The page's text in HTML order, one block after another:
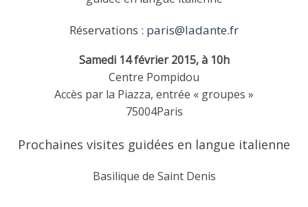
Réservations : paris@ladante.fr
Samedi 14 février 2015, à 10h
Centre Pompidou
Accès par la Piazza, entrée « groupes »
75004Paris
Prochaines visites guidées en langue italienne
Basilique de Saint Denis